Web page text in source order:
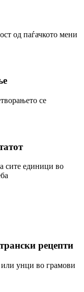
од паѓачкото мени
се
сите единици во
рецепти
или унци во грамови